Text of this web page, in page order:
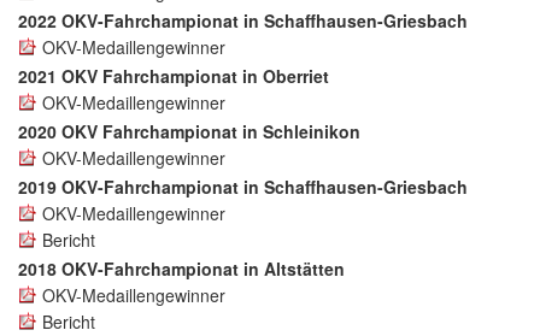
2022 OKV-Fahrchampionat in Schaffhausen-Griesbach
OKV-Medaillengewinner
2021 OKV Fahrchampionat in Oberriet
OKV-Medaillengewinner
2020 OKV Fahrchampionat in Schleinikon
OKV-Medaillengewinner
2019 OKV-Fahrchampionat in Schaffhausen-Griesbach
OKV-Medaillengewinner
Bericht
2018 OKV-Fahrchampionat in Altstätten
OKV-Medaillengewinner
Bericht